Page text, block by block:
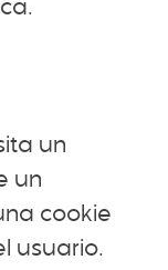
un
un
cookie
usuario.